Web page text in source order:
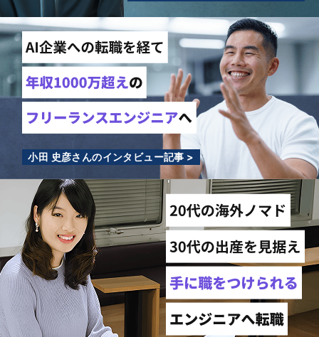
小田 史彦さんのインタビュー記事 >